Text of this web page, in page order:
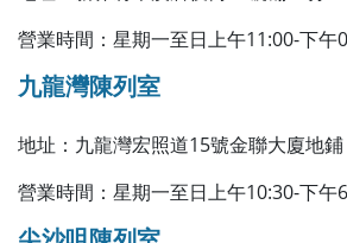
營業時間：星期一至日上午11:00-下午
九龍灣陳列室
地址：九龍灣宏照道15號金聯大廈地鋪
營業時間：星期一至日上午10:30-下午